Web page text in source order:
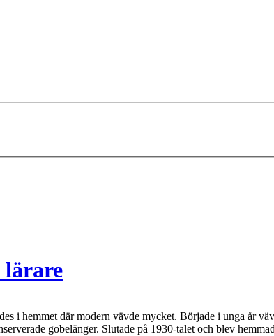
lärare
i hemmet där modern vävde mycket. Började i unga år
gobelänger. Slutade på 1930-talet och blev